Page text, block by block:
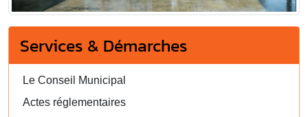
Services & Démarches
Le Conseil Municipal
Actes réglementaires